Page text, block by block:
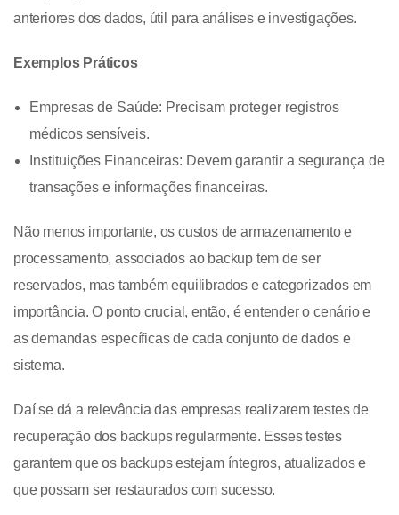
anteriores dos dados, útil para análises e investigações.
Exemplos Práticos
Empresas de Saúde: Precisam proteger registros
médicos sensíveis.
Instituições Financeiras: Devem garantir a segurança de
transações e informações financeiras.
Não menos importante, os custos de armazenamento e
processamento, associados ao backup tem de ser
reservados, mas também equilibrados e categorizados em
importância. O ponto crucial, então, é entender o cenário e
as demandas específicas de cada conjunto de dados e
sistema.
Daí se dá a relevância das empresas realizarem testes de
recuperação dos backups regularmente. Esses testes
garantem que os backups estejam íntegros, atualizados e
que possam ser restaurados com sucesso.